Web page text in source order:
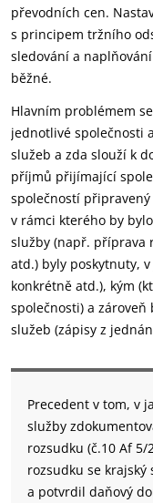
převodních cen.
s principem tržního
sledování a
běžné.
Hlavním problémem
jednotlivé společnosti
služeb a zda slouží k
příjmů přijímající
společností
v rámci kterého by
služby (např. příprava
atd.) byly poskytnuty,
konkrétně atd.), kým
společnosti) a
služeb (zápisy z
Precedent v tom, v
služby
rozsudku (č.10 Af 5/
rozsudku se
a potvrdil daňový